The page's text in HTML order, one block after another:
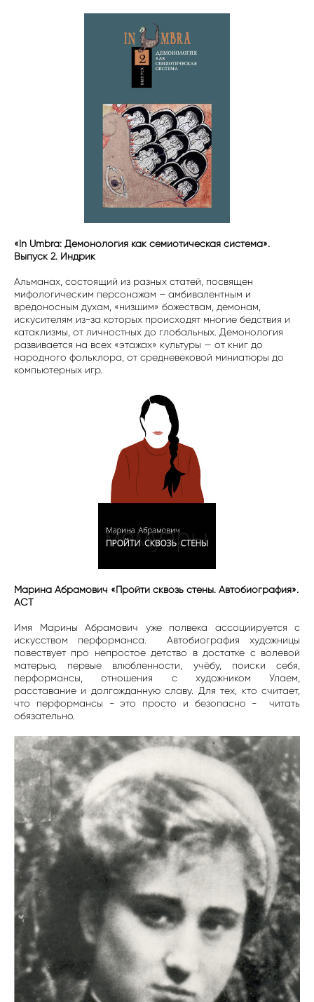
«In Umbra: Демонология как семиотическая система».
Выпуск 2. Индрик
Альманах, состоящий из разных статей, посвящен
мифологическим персонажам – амбивалентным и
вредоносным духам, «низшим» божествам, демонам,
искусителям из-за которых происходят многие бедствия и
катаклизмы, от личностных до глобальных. Демонология
развивается на всех «этажах» культуры — от книг до
народного фольклора, от средневековой миниатюры до
компьютерных игр.
Марина Абрамович «Пройти сквозь стены. Автобиография».
АСТ
Имя Марины Абрамович уже полвека ассоциируется с
искусством перформанса. Автобиография художницы
повествует про непростое детство в достатке с волевой
матерью, первые влюбленности, учёбу, поиски себя,
перформансы, отношения с художником Улаем,
расставание и долгожданную славу. Для тех, кто считает,
что перформансы - это просто и безопасно - читать
обязательно.